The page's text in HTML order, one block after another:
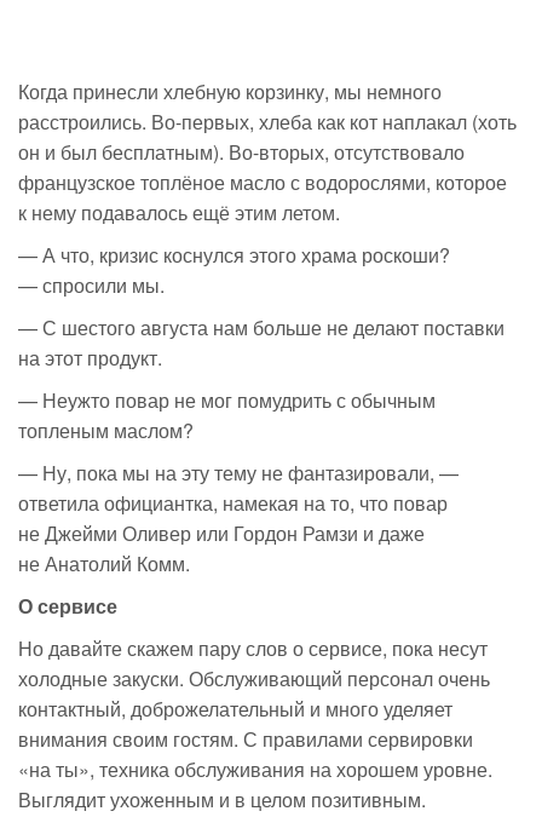
Когда принесли хлебную корзинку, мы немного
расстроились. Во-первых, хлеба как кот наплакал (хоть
он и был бесплатным). Во-вторых, отсутствовало
французское топлёное масло с водорослями, которое
к нему подавалось ещё этим летом.
— А что, кризис коснулся этого храма роскоши?
— спросили мы.
— С шестого августа нам больше не делают поставки
на этот продукт.
— Неужто повар не мог помудрить с обычным
топленым маслом?
— Ну, пока мы на эту тему не фантазировали, —
ответила официантка, намекая на то, что повар
не Джейми Оливер или Гордон Рамзи и даже
не Анатолий Комм.
О сервисе
Но давайте скажем пару слов о сервисе, пока несут
холодные закуски. Обслуживающий персонал очень
контактный, доброжелательный и много уделяет
внимания своим гостям. С правилами сервировки
«на ты», техника обслуживания на хорошем уровне.
Выглядит ухоженным и в целом позитивным.